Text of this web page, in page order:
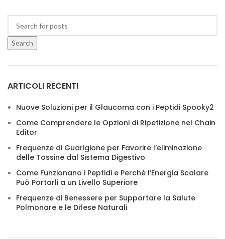
Search
ARTICOLI RECENTI
Nuove Soluzioni per il Glaucoma con i Peptidi Spooky2
Come Comprendere le Opzioni di Ripetizione nel Chain
Editor
Frequenze di Guarigione per Favorire l’eliminazione
delle Tossine dal Sistema Digestivo
Come Funzionano i Peptidi e Perché l’Energia Scalare
Può Portarli a un Livello Superiore
Frequenze di Benessere per Supportare la Salute
Polmonare e le Difese Naturali